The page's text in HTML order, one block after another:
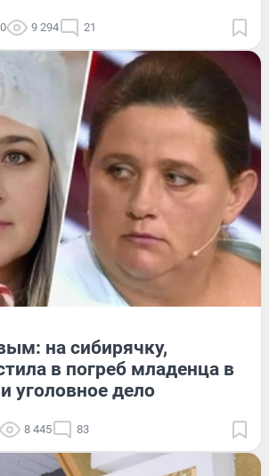
9 294 21
на сибирячку,
в погреб младенца в
уголовное дело
8 445 83